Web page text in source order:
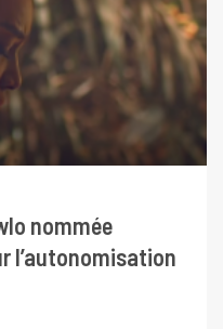
nommée
l’autonomisation